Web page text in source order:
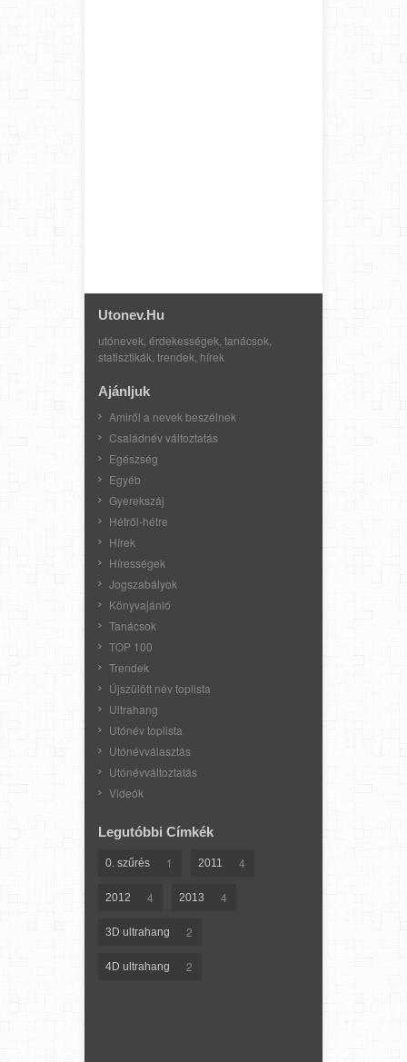
Utonev.hu
utónevek, érdekességek, tanácsok,
statisztikák, trendek, hírek
Ajánljuk
Amiről a nevek beszélnek
Családnév változtatás
Egészség
Egyéb
Gyerekszáj
Hétről-hétre
Hírek
Hírességek
Jogszabályok
Könyvajánló
Tanácsok
TOP 100
Trendek
Újszülött név toplista
Ultrahang
Utónév toplista
Utónévválasztás
Utónévváltoztatás
Videók
Legutóbbi Címkék
0. szűrés 1 2011 4
2012 4 2013 4
3D ultrahang 2
4D ultrahang 2